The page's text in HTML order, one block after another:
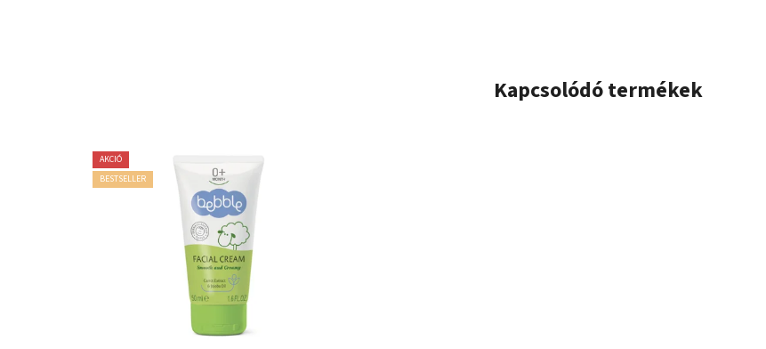
Kapcsolódó termékek
AKCIÓ
BESTSELLER